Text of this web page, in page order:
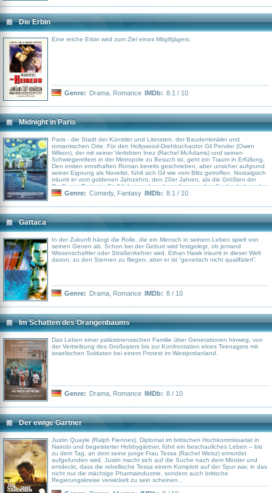
seinem fehlenden Selbstbewusstsein umzugehen und weiß nicht, wie er sich
dem hübschen Mädchen gegenüber verhalten soll.
Die Erbin
Eine reiche Erbin wird zum Ziel eines Mitgiftjägers.
Genre: Drama Romance IMDb: 8.1 / 10
Midnight in Paris
Paris - die Stadt der Künstler und Literaten, der Baudenkmäler und
romantischen Orte. Für den Hollywood-Drehbuchautor Gil Pender (Owen
Wilson), der mit seiner Verlobten Inez (Rachel McAdams) und seinen
Schwiegereltern in der Metropole zu Besuch ist, geht ein Traum in Erfüllung.
Den ersten ernsthaften Roman bereits geschrieben, aber unsicher aufgrund
seiner Eignung als Novelist, fühlt sich Gil wie vom Blitz getroffen. Nostalgisch
träumt er vom goldenen Jahrzehnt, den 20er Jahren, als die Größten der
Großen in Paris ein Stelldichein gaben. Inez dagegen hat für das Leben der
Boheme und die Nostalgie nichts übrig, geht sogar lieber mit dem
Genre: Comedy, Fantasy IMDb: 8.1 / 10
Gattaca
In der Zukunft hängt die Rolle, die ein Mensch in seinem Leben spielt von
seinen Genen ab. Schon bei der Geburt wird festgelegt, ob jemand
Wissenschaftler oder Straßenkehrer wird. Ethan Hawk träumt in dieser Welt
davon, zu den Sternen zu fliegen, aber er ist “genetisch nicht qualifiziert”.
Genre: Drama Romance IMDb: 8 / 10
Im Schatten des Orangenbaums
Das Leben einer palästinensischen Familie über Generationen hinweg, von
der Vertreibung des Großvaters bis zur Konfrontation eines Teenagers mit
israelischen Soldaten bei einem Protest im Westjordanland.
Genre: Drama Romance IMDb: 8 / 10
Der ewige Gärtner
Justin Quayle (Ralph Fiennes), Diplomat im britischen Hochkommissariat in
Nairobi und begeisterter Hobbygärtner, führt ein beschauliches Leben – bis
zu dem Tag, an dem seine junge Frau Tessa (Rachel Weisz) ermordet
aufgefunden wird. Justin macht sich auf die Suche nach dem Mörder und
entdeckt, dass die rebellische Tessa einem Komplott auf der Spur war, in das
nicht nur die mächtige Pharmaindustrie, sondern auch britische
Regierungskreise verwickelt zu sein scheinen...